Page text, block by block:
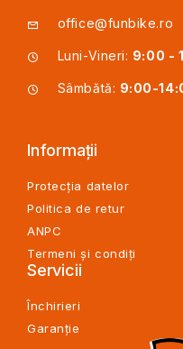
office@funbike.ro
Luni-Vineri: 9:00 -
Sâmbătă: 9:00-
Informații
Protecția datelor
Politica de retur
ANPC
Termeni și condiți
Servicii
Închirieri
Garanție